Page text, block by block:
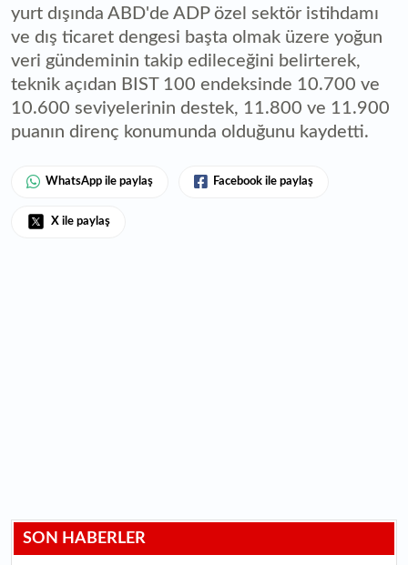
yurt dışında ABD'de ADP özel sektör istihdamı
ve dış ticaret dengesi başta olmak üzere yoğun
veri gündeminin takip edileceğini belirterek,
teknik açıdan BIST 100 endeksinde 10.700 ve
10.600 seviyelerinin destek, 11.800 ve 11.900
puanın direnç konumunda olduğunu kaydetti.
WhatsApp ile paylaş Facebook ile paylaş
X ile paylaş
SON HABERLER